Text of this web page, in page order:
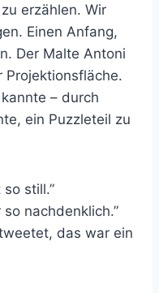
erzählen. Wir
Einen Anfang,
Der Malte Antoni
Projektionsfläche.
– durch
ein Puzzleteil zu
still.”
nachdenklich.”
das war ein